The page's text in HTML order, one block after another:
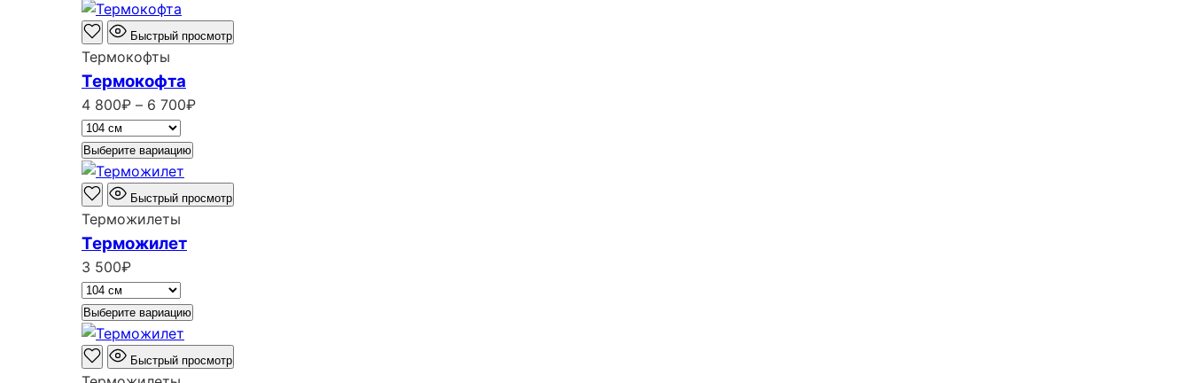
Быстрый просмотр
Термокофты
Термокофта
4 800₽ – 6 700₽Диапазон
–
Выберите вариацию
Быстрый просмотр
Терможилеты
Терможилет
3 500₽
Выберите вариацию
Быстрый просмотр